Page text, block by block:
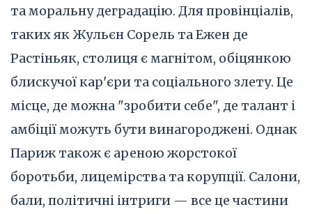
та моральну деградацію. Для провінціалів,
таких як Жульєн Сорель та Ежен де
Растіньяк, столиця є магнітом, обіцянкою
блискучої кар'єри та соціального злету. Це
місце, де можна "зробити себе", де талант і
амбіції можуть бути винагороджені. Однак
Париж також є ареною жорстокої
боротьби, лицемірства та корупції. Салони,
бали, політичні інтриги — все це частини